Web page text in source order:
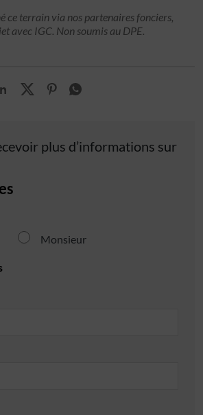
ce terrain via nos partenaires fonciers,
avec IGC. Non soumis au DPE.
plus d’informations sur
Monsieur